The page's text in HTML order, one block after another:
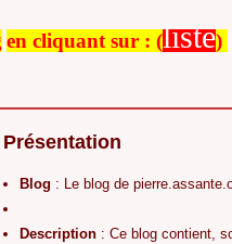
en cliquant sur : (liste)
Présentation
Blog : Le blog de
Description : Ce blog contient,